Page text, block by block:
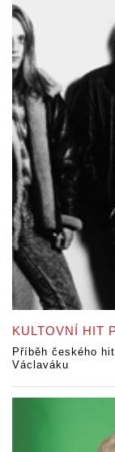
KULTOVNÍ HIT
Příběh českého
Václaváku